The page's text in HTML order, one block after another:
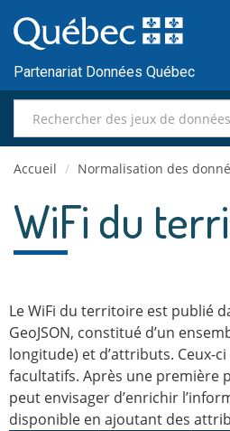
au
contenu
Partenariat Données Québec
Accueil / Normalisation des
WiFi du
Le WiFi du territoire est publié
GeoJSON, constitué d’un
longitude) et d’attributs. Ceux-
facultatifs. Après une première
peut envisager d’enrichir
disponible en ajoutant des